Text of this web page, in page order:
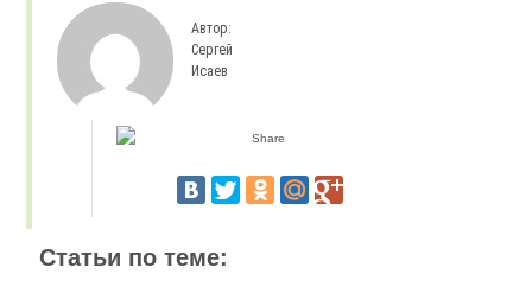
Автор:
Сергей
Исаев
Статьи по теме: